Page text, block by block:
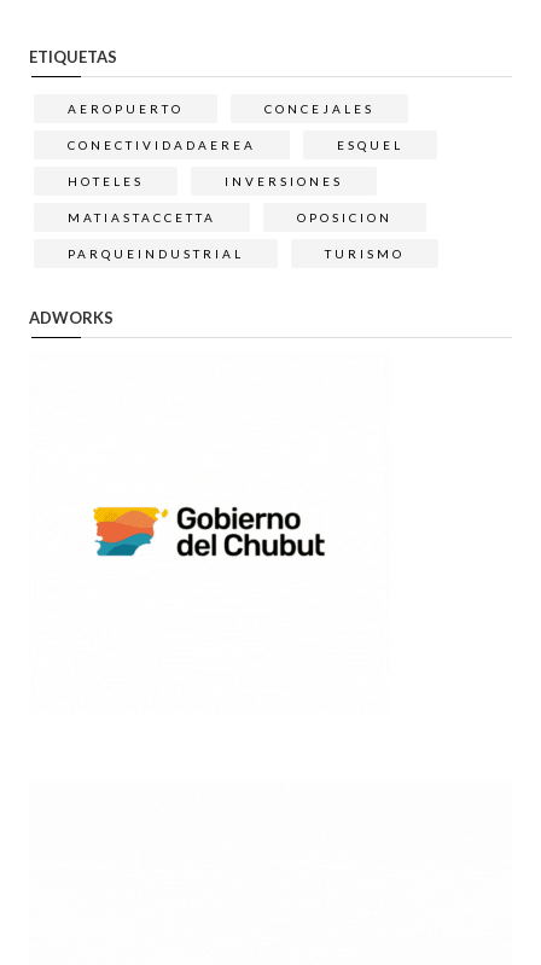
ETIQUETAS
AEROPUERTO CONCEJALES
CONECTIVIDADAEREA ESQUEL
HOTELES INVERSIONES
MATIASTACCETTA OPOSICION
PARQUEINDUSTRIAL TURISMO
ADWORKS